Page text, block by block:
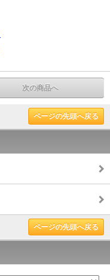
次の商品へ
ページの先頭へ戻る
ページの先頭へ戻る